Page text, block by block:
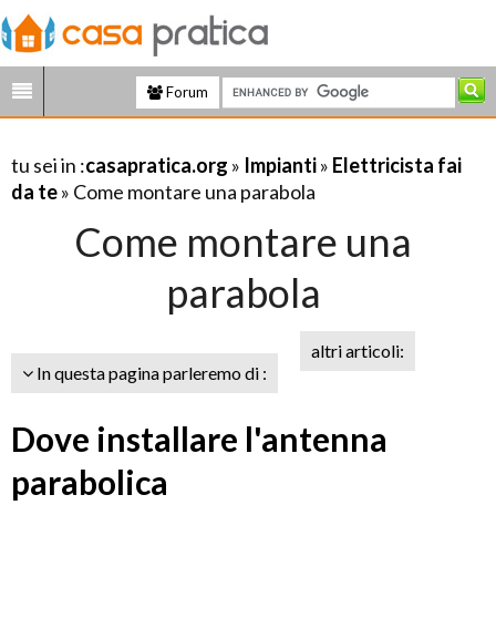
Forum
tu sei in :casapratica.org » Impianti» Elettricista fai
da te» Come montare una parabola
Come montare una
parabola
In questa pagina parleremo di :
altri articoli:
Dove installare l'antenna
parabolica